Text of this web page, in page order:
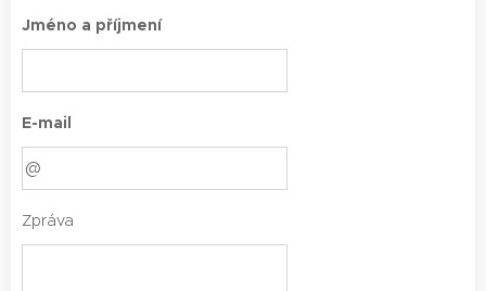
Jméno a příjmení
E-mail
Zpráva